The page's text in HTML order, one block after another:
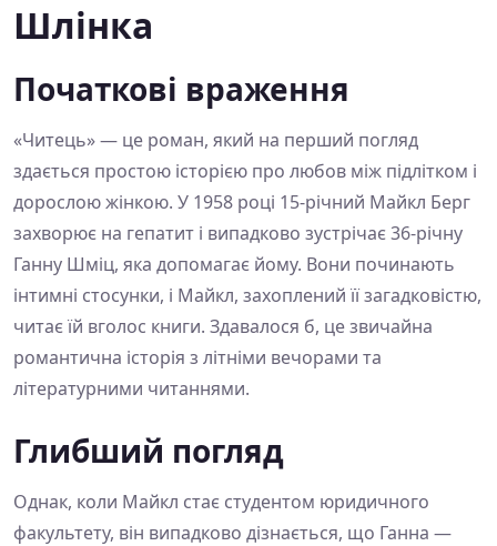
Шлінка
Початкові враження
«Читець» — це роман, який на перший погляд
здається простою історією про любов між підлітком і
дорослою жінкою. У 1958 році 15-річний Майкл Берг
захворює на гепатит і випадково зустрічає 36-річну
Ганну Шміц, яка допомагає йому. Вони починають
інтимні стосунки, і Майкл, захоплений її загадковістю,
читає їй вголос книги. Здавалося б, це звичайна
романтична історія з літніми вечорами та
літературними читаннями.
Глибший погляд
Однак, коли Майкл стає студентом юридичного
факультету, він випадково дізнається, що Ганна —